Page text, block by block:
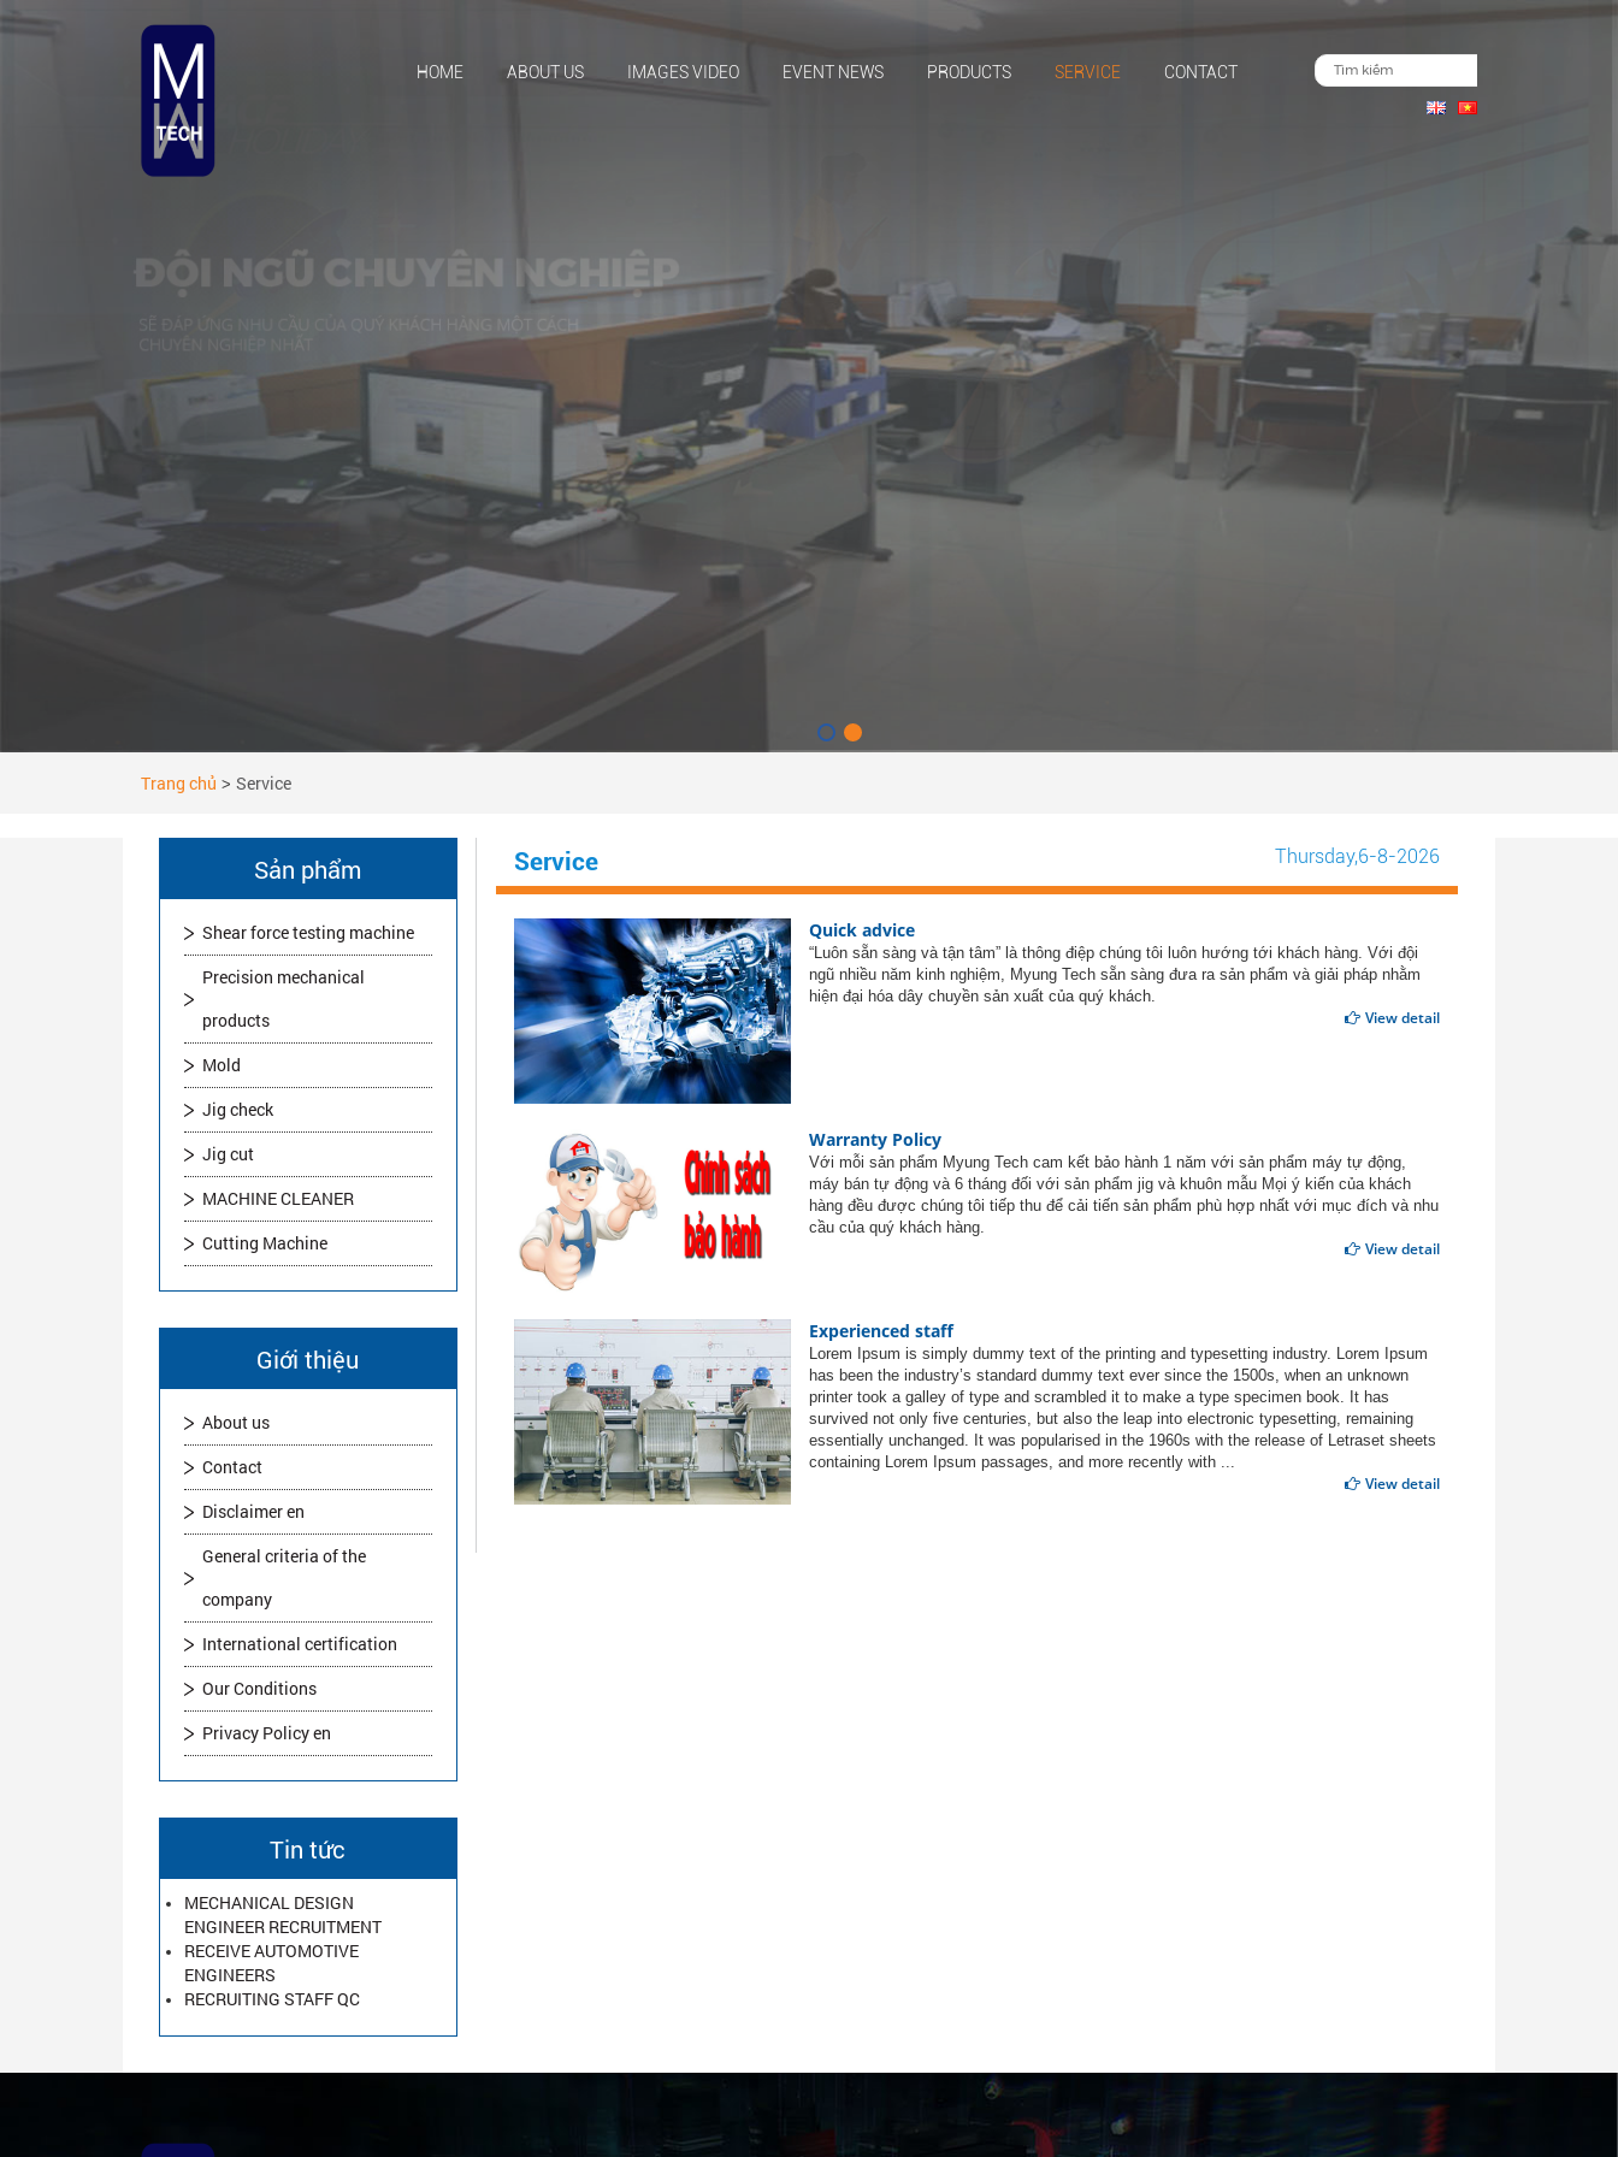
HOME ABOUT US IMAGES VIDEO EVENT NEWS PRODUCTS SERVICE CONTACT
Trang chủ > Service
Sản phẩm
Shear force testing machine
Precision mechanical
products
Mold
Jig check
Jig cut
MACHINE CLEANER
Cutting Machine
Giới thiệu
About us
Contact
Disclaimer en
General criteria of the
company
International certification
Our Conditions
Privacy Policy en
Tin tức
MECHANICAL DESIGN
ENGINEER RECRUITMENT
RECEIVE AUTOMOTIVE
ENGINEERS
RECRUITING STAFF QC
Service Thursday,6-8-2026
Quick advice
“Luôn sẵn sàng và tận tâm” là thông điệp chúng tôi luôn hướng tới khách hàng. Với đội
ngũ nhiều năm kinh nghiệm, Myung Tech sẵn sàng đưa ra sản phẩm và giải pháp nhằm
hiện đại hóa dây chuyền sản xuất của quý khách.
View detail
Warranty Policy
Với mỗi sản phẩm Myung Tech cam kết bảo hành 1 năm với sản phẩm máy tự động,
máy bán tự động và 6 tháng đối với sản phẩm jig và khuôn mẫu Mọi ý kiến của khách
hàng đều được chúng tôi tiếp thu để cải tiến sản phẩm phù hợp nhất với mục đích và nhu
cầu của quý khách hàng.
View detail
Experienced staff
Lorem Ipsum is simply dummy text of the printing and typesetting industry. Lorem Ipsum
has been the industry’s standard dummy text ever since the 1500s, when an unknown
printer took a galley of type and scrambled it to make a type specimen book. It has
survived not only five centuries, but also the leap into electronic typesetting, remaining
essentially unchanged. It was popularised in the 1960s with the release of Letraset sheets
containing Lorem Ipsum passages, and more recently with ...
View detail